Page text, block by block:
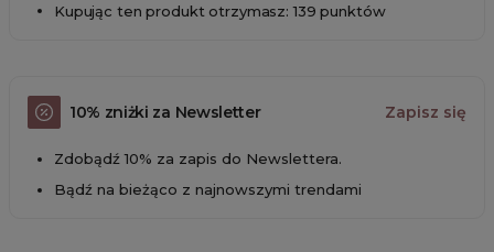
Kupując ten produkt otrzymasz: 139 punktów
10% zniżki za Newsletter Zapisz się
Zdobądź 10% za zapis do Newslettera.
Bądź na bieżąco z najnowszymi trendami